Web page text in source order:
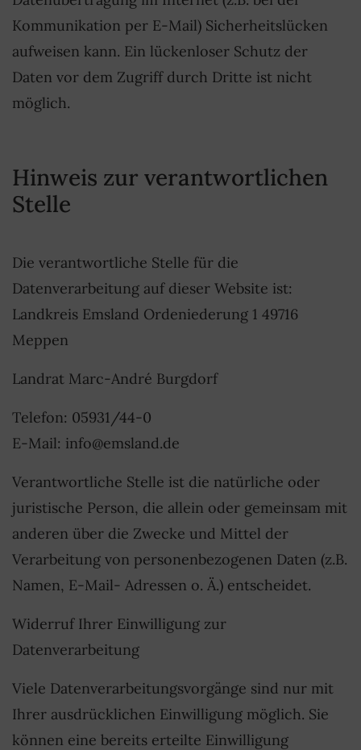
Kommunikation per E-Mail) Sicherheitslücken
aufweisen kann. Ein lückenloser Schutz der
Daten vor dem Zugriff durch Dritte ist nicht
möglich.
Hinweis zur verantwortlichen
Stelle
Die verantwortliche Stelle für die
Datenverarbeitung auf dieser Website ist:
Landkreis Emsland Ordeniederung 1 49716
Meppen
Landrat Marc-André Burgdorf
Telefon: 05931/44-0
E-Mail: info@emsland.de
Verantwortliche Stelle ist die natürliche oder
juristische Person, die allein oder gemeinsam mit
anderen über die Zwecke und Mittel der
Verarbeitung von personenbezogenen Daten (z.B.
Namen, E-Mail- Adressen o. Ä.) entscheidet.
Widerruf Ihrer Einwilligung zur
Datenverarbeitung
Viele Datenverarbeitungsvorgänge sind nur mit
Ihrer ausdrücklichen Einwilligung möglich. Sie
können eine bereits erteilte Einwilligung